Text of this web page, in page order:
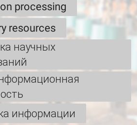
processing
resources
научных
информации